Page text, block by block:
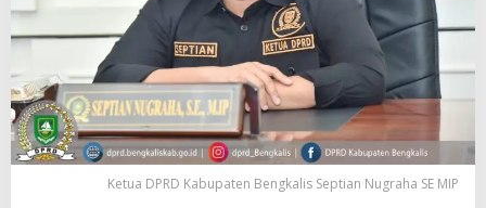
Ketua DPRD Kabupaten Bengkalis Septian Nugraha SE MIP